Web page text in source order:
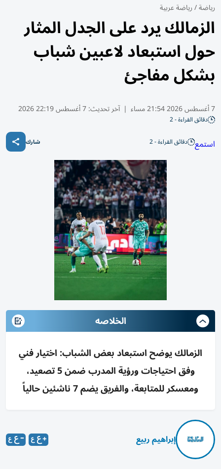
رياضة/رياضة عربية
الزمالك يرد على الجدل المثار
حول استبعاد لاعبين شباب
بشكل مفاجئ
7 أغسطس 2026 21:54 مساء | آخر تحديث:7 أغسطس 22:19 2026
دقائق القراءة - 2
استمع دقائق القراءة - 2 شارك
الخلاصه
الزمالك يوضح استبعاد بعض الشباب: اختيار فني
وفق احتياجات ورؤية المدرب ضمن 5 تصعيد،
ومعسكر للمتابعة، والفريق يضم 7 ناشئين حالياً
إبراهيم ربيع